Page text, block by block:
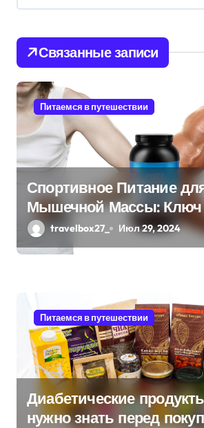
ц
и
я
п
о
з
п
и
м
Связанные записи
Питаемся в путешествии
Спортивное Питание
Мышечной Массы: Ключ
Эффективному Росту
travelbox27_ Июл 29, 2024
Питаемся в путешествии
Диабетические
нужно знать перед